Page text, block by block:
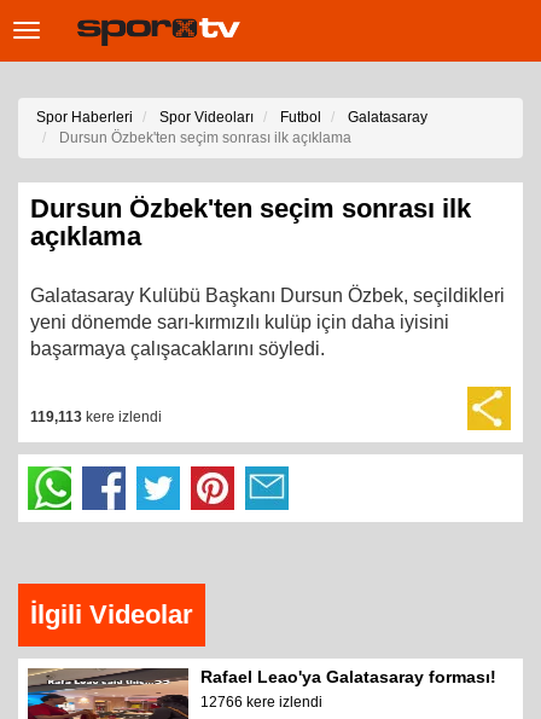
Toggle
Spor Haberleri Spor Videoları Futbol
Galatasaray
Dursun Özbek'ten seçim sonrası ilk açıklama
Dursun Özbek'ten seçim sonrası ilk
açıklama
Galatasaray Kulübü Başkanı Dursun Özbek, seçildikleri
yeni dönemde sarı-kırmızılı kulüp için daha iyisini
başarmaya çalışacaklarını söyledi.
119,113 kere izlendi
İlgili Videolar
Rafael Leao'ya Galatasaray forması!
12766 kere izlendi